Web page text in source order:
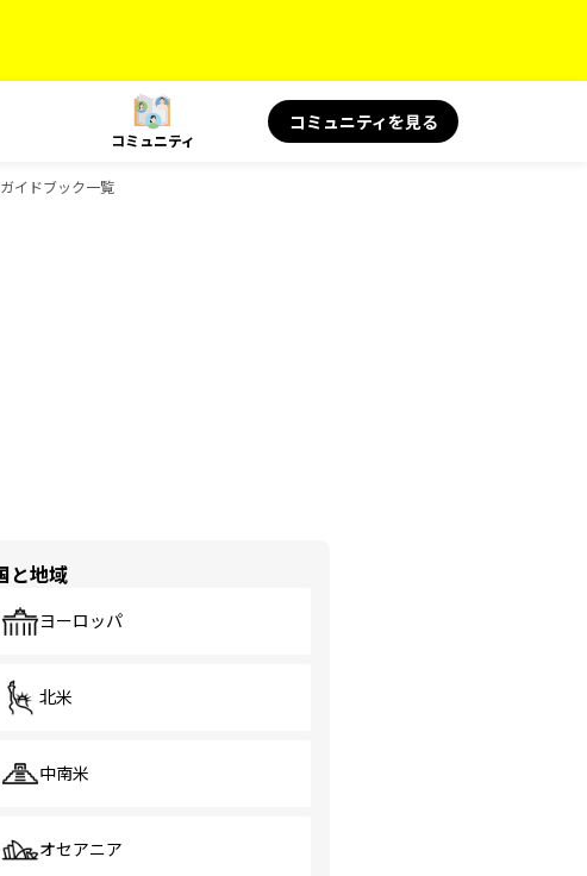
コミュニティ
コミュニティを見る
イドブック一覧
と地域
ヨーロッパ
北米
中南米
オセアニア